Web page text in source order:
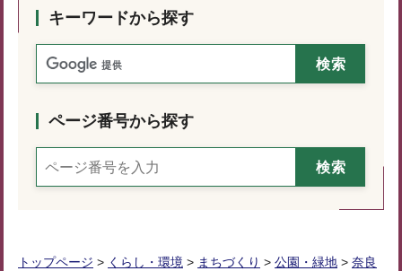
キーワードから探す
ページ番号から探す
トップページ > くらし・環境 > まちづくり > 公園・緑地 > 奈良